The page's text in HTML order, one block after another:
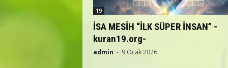
19
İSA MESİH “İLK SÜPER İNSAN” -
kuran19.org-
admin - 9 Ocak 2026